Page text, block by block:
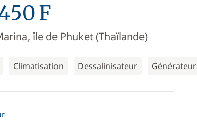
F
île de Phuket (Thaïlande)
Climatisation Dessalinisateur Générateur